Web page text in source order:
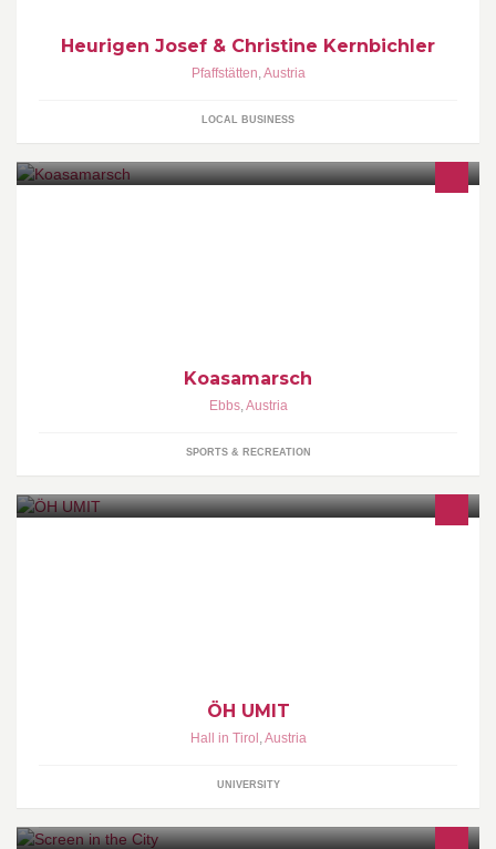
Heurigen Josef & Christine Kernbichler
Pfaffstätten,Austria
LOCAL BUSINESS
Koasamarsch
Ebbs,Austria
SPORTS & RECREATION
ÖH UMIT
Hall in Tirol ,Austria
UNIVERSITY